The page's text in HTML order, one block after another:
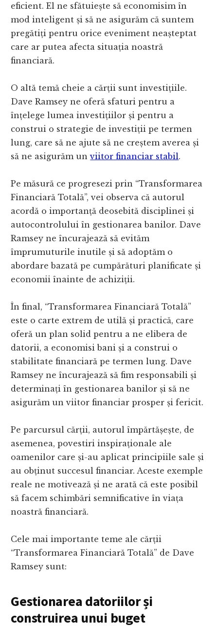
eficient. El ne sfătuiește să economisim în
mod inteligent și să ne asigurăm că suntem
pregătiți pentru orice eveniment neașteptat
care ar putea afecta situația noastră
financiară.
O altă temă cheie a cărții sunt investițiile.
Dave Ramsey ne oferă sfaturi pentru a
înțelege lumea investițiilor și pentru a
construi o strategie de investiții pe termen
lung, care să ne ajute să ne creștem averea și
să ne asigurăm unviitor financiar stabil.
Pe măsură ce progresezi prin “Transformarea
Financiară Totală”, vei observa că autorul
acordă o importanță deosebită disciplinei și
autocontrolului în gestionarea banilor. Dave
Ramsey ne încurajează să evităm
împrumuturile inutile și să adoptăm o
abordare bazată pe cumpărături planificate și
economii înainte de achiziții.
În final, “Transformarea Financiară Totală”
este o carte extrem de utilă și practică, care
oferă un plan solid pentru a ne elibera de
datorii, a economisi bani și a construi o
stabilitate financiară pe termen lung. Dave
Ramsey ne încurajează să fim responsabili și
determinați în gestionarea banilor și să ne
asigurăm un viitor financiar prosper și fericit.
Pe parcursul cărții, autorul împărtășește, de
asemenea, povestiri inspiraționale ale
oamenilor care și-au aplicat principiile sale și
au obținut succesul financiar. Aceste exemple
reale ne motivează și ne arată că este posibil
să facem schimbări semnificative în viața
noastră financiară.
Cele mai importante teme ale cărții
“Transformarea Financiară Totală” de Dave
Ramsey sunt:
Gestionarea datoriilor și
construirea unui buget